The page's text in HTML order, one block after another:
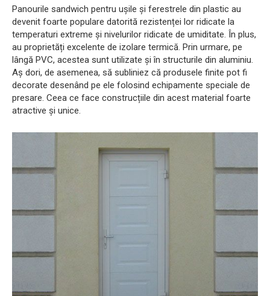
Panourile sandwich pentru ușile și ferestrele din plastic au
devenit foarte populare datorită rezistenței lor ridicate la
temperaturi extreme și nivelurilor ridicate de umiditate. În plus,
au proprietăți excelente de izolare termică. Prin urmare, pe
lângă PVC, acestea sunt utilizate și în structurile din aluminiu.
Aș dori, de asemenea, să subliniez că produsele finite pot fi
decorate desenând pe ele folosind echipamente speciale de
presare. Ceea ce face construcțiile din acest material foarte
atractive și unice.